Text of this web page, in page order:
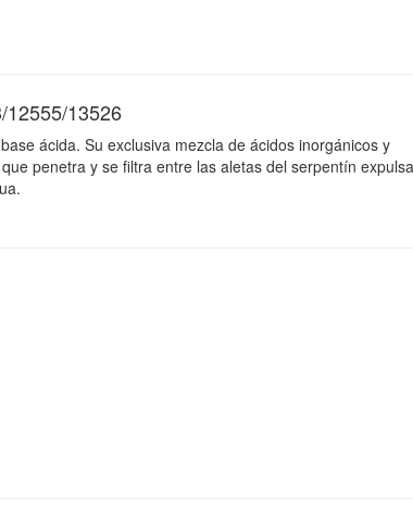
12555/13526
ácida. Su exclusiva mezcla de ácidos inorgánicos y
penetra y se filtra entre las aletas del serpentín